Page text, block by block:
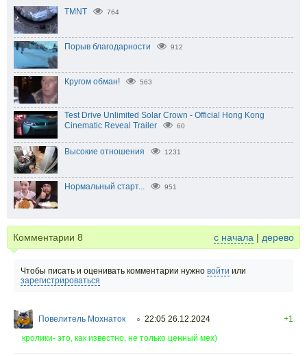
TMNT 764
Порыв благодарности 912
Кругом обман! 563
Test Drive Unlimited Solar Crown - Official Hong Kong
Cinematic Reveal Trailer
60
Высокие отношения 1231
Нормальный старт... 951
Комментарии 8 с начала | дерево
Чтобы писать и оценивать комментарии нужно войти или
зарегистрироваться
Повелитель Мохнаток ○ 22:05 26.12.2024
+1
кролики- это, как известно, не только ценный мех)